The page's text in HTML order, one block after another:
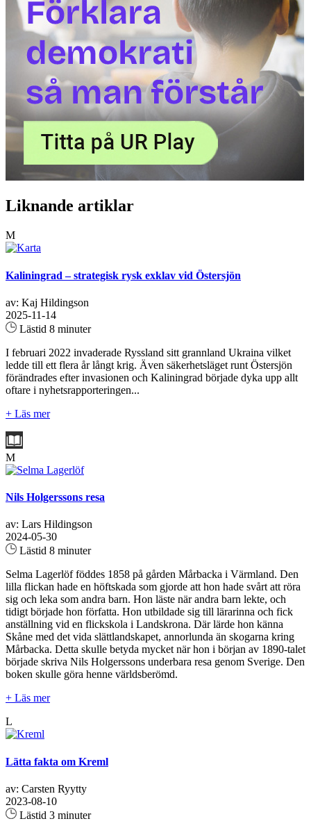
Liknande artiklar
M
Kaliningrad – strategisk rysk exklav vid Östersjön
av: Kaj Hildingson
2025-11-14
Lästid 8 minuter
I februari 2022 invaderade Ryssland sitt grannland Ukraina vilket
ledde till ett flera år långt krig. Även säkerhetsläget runt Östersjön
förändrades efter invasionen och Kaliningrad började dyka upp allt
oftare i nyhetsrapporteringen...
+ Läs mer
M
Nils Holgerssons resa
av: Lars Hildingson
2024-05-30
Lästid 8 minuter
Selma Lagerlöf föddes 1858 på gården Mårbacka i Värmland. Den
lilla flickan hade en höftskada som gjorde att hon hade svårt att röra
sig och leka som andra barn. Hon läste när andra barn lekte, och
tidigt började hon författa. Hon utbildade sig till lärarinna och fick
anställning vid en flickskola i Landskrona. Där lärde hon känna
Skåne med det vida slättlandskapet, annorlunda än skogarna kring
Mårbacka. Detta skulle betyda mycket när hon i början av 1890-talet
började skriva Nils Holgerssons underbara resa genom Sverige. Den
boken skulle göra henne världsberömd.
+ Läs mer
L
Lätta fakta om Kreml
av: Carsten Ryytty
2023-08-10
Lästid 3 minuter